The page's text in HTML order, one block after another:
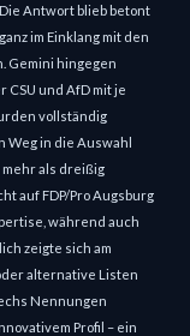
Antwort blieb betont
im Einklang mit den
Gemini hingegen
CSU und AfD mit je
vollständig
Weg in die Auswahl
als dreißig
auf FDP/Pro Augsburg
während auch
zeigte sich am
alternative Listen
Nennungen
Profil – ein